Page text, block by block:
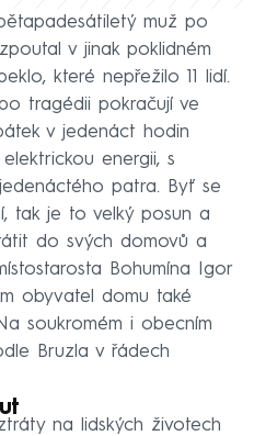
muž po
v jinak poklidném
které nepřežilo 11 lidí.
tragédii pokračují ve
v jedenáct hodin
energii, s
patra. Byť se
tak je to velký posun a
do svých domovů a
Bohumína Igor
obyvatel domu také
soukromém i obecním
Bruzla v řádech
na lidských životech